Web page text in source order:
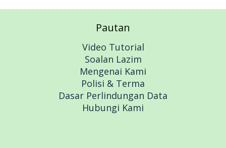
Pautan
Video Tutorial
Soalan Lazim
Mengenai Kami
Polisi & Terma
Dasar Perlindungan Data
Hubungi Kami